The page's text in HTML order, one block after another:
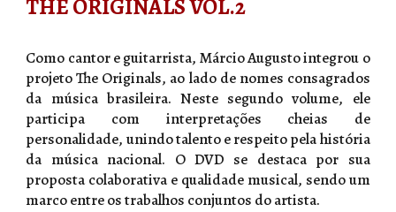
THE ORIGINALS VOL.2
Como cantor e guitarrista, Márcio Augusto integrou o
projeto The Originals, ao lado de nomes consagrados
da música brasileira. Neste segundo volume, ele
participa com interpretações cheias de
personalidade, unindo talento e respeito pela história
da música nacional. O DVD se destaca por sua
proposta colaborativa e qualidade musical, sendo um
marco entre os trabalhos conjuntos do artista.